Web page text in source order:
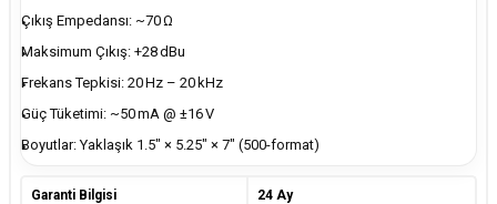
Çıkış Empedansı: ~70 Ω
Maksimum Çıkış: +28 dBu
Frekans Tepkisi: 20 Hz – 20 kHz
Güç Tüketimi: ~50 mA @ ±16 V
Boyutlar: Yaklaşık 1.5" × 5.25" × 7" (500-format)
Garanti Bilgisi 24 Ay